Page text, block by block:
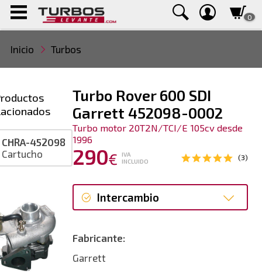
0
Inicio Turbos
Turbo Rover 600 SDI
Garrett 452098-0002
Turbo motor 20T2N/TCI/E 105cv desde
1996
290€
IVA
INCLUIDO
(3)
Intercambio
Reconstrucción
Fabricante:
Garrett
CHRA-452098
Cartucho